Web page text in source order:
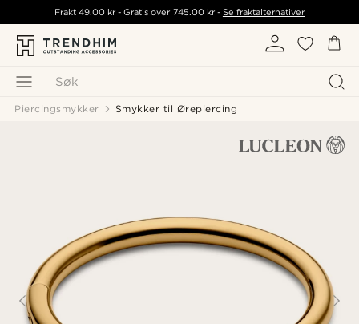
Søk
Frakt49.00 kr - Gratis over 745.00 kr- Se fraktalternativer
Piercingsmykker Smykker til Ørepiercing